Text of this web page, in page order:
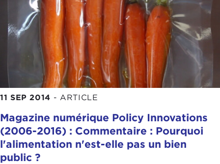
11 SEP 2014 - ARTICLE
Magazine numérique Policy Innovations
(2006-2016) : Commentaire : Pourquoi
l'alimentation n'est-elle pas un bien
public ?